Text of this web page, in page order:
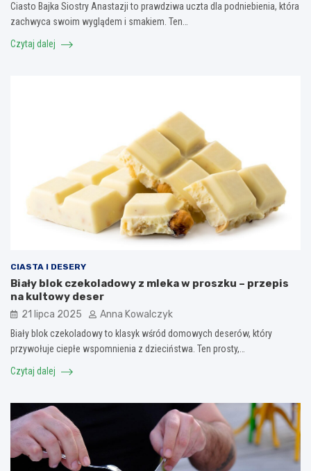
Ciasto Bajka Siostry Anastazji to prawdziwa uczta dla podniebienia, która
zachwyca swoim wyglądem i smakiem. Ten…
Czytaj dalej
CIASTA I DESERY
Biały blok czekoladowy z mleka w proszku – przepis
na kultowy deser
21 lipca 2025 Anna Kowalczyk
Biały blok czekoladowy to klasyk wśród domowych deserów, który
przywołuje ciepłe wspomnienia z dzieciństwa. Ten prosty,…
Czytaj dalej